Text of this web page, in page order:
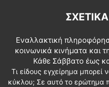
Εναλλακτική
κοινωνικά κινήματα και
Κάθε Σάββατο έως
Τι είδους εγχείρημα μπορεί
κύκλου; Σε αυτό το ερώτημα